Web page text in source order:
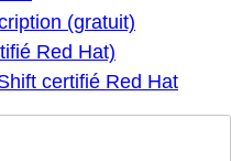
(gratuit)
Red Hat)
certifié Red Hat